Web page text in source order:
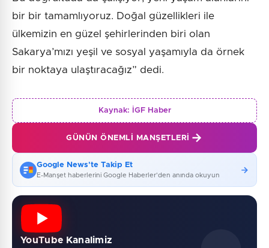
bir bir tamamlıyoruz. Doğal güzellikleri ile
ülkemizin en güzel şehirlerinden biri olan
Sakarya’mızı yeşil ve sosyal yaşamıyla da örnek
bir noktaya ulaştıracağız” dedi.
Kaynak: İGF Haber
GÜNÜN ÖNEMLI MANŞETLERI
Google News'te Takip Et
E-Manşet haberlerini Google Haberler'den anında okuyun
YouTube Kanalimiz